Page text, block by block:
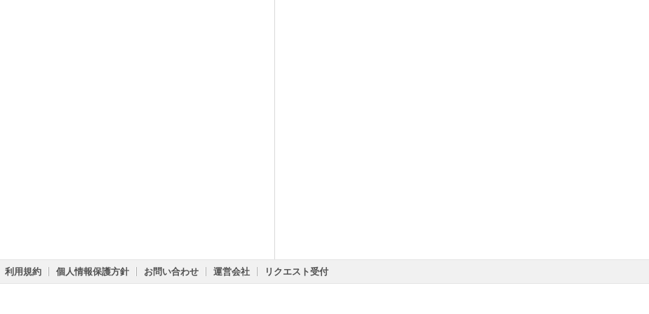
利用規約 個人情報保護方針 お問い合わせ 運営会社 リクエスト受付